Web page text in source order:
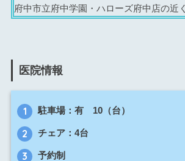
府中市立府中学園・ハローズ府中店の近
医院情報
駐車場：有 10（台）
チェア：4台
予約制